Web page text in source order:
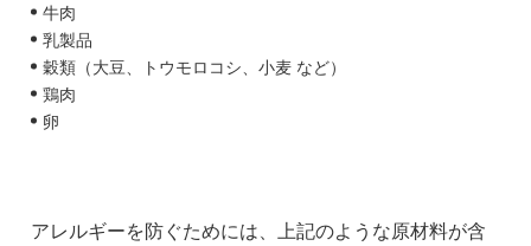
牛肉
乳製品
穀類（大豆、トウモロコシ、小麦 など）
鶏肉
卵
アレルギーを防ぐためには、上記のような原材料が含